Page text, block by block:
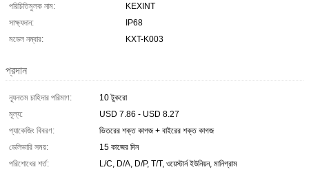
পরিচিতিমুলক নাম:
KEXINT
সাক্ষ্যদান:
IP68
মডেল নম্বার:
KXT-K003
প্রদান
ন্যূনতম চাহিদার পরিমাণ:
10 টুকরো
মূল্য:
USD 7.86 - USD 8.27
প্যাকেজিং বিবরণ:
ভিতরের শক্ত কাগজ + বাইরের শক্ত কাগজ
ডেলিভারি সময়:
15 কাজের দিন
পরিশোধের শর্ত:
L/C, D/A, D/P, T/T, ওয়েস্টার্ন ইউনিয়ন, মানিগ্রাম